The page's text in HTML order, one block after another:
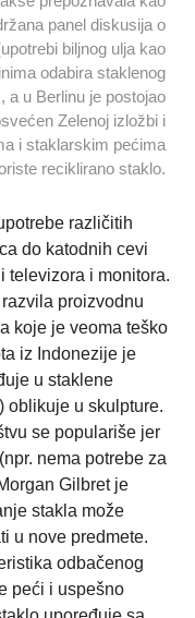
panel diskusija o
biljnog ulja kao
odabira staklenog
a u Berlinu je postojao
Zelenoj izložbi i
i staklarskim pećima
reciklirano staklo.
različitih
do katodnih cevi
televizora i monitora.
proizvodnu
koje je veoma teško
iz Indonezije je
u staklene
oblikuje u skulpture.
se populariše jer
nema potrebe za
Gilbret je
stakla može
u nove predmete.
odbačenog
peći i uspešno